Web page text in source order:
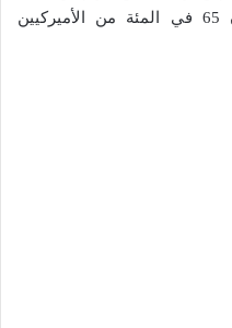
التقديرات، على سبيل المثال، أن 65 في المئة من الأميركيين